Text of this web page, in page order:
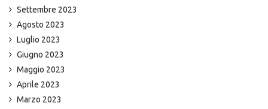
Settembre 2023
Agosto 2023
Luglio 2023
Giugno 2023
Maggio 2023
Aprile 2023
Marzo 2023